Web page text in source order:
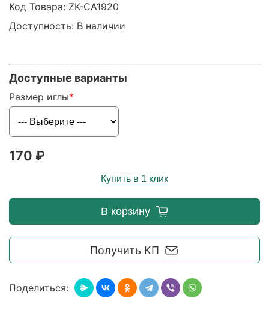
Код Товара: ZK-CA1920
Доступность: В наличии
Доступные варианты
Размер иглы
170 ₽
Купить в 1 клик
Получить КП
В корзину
Поделиться: